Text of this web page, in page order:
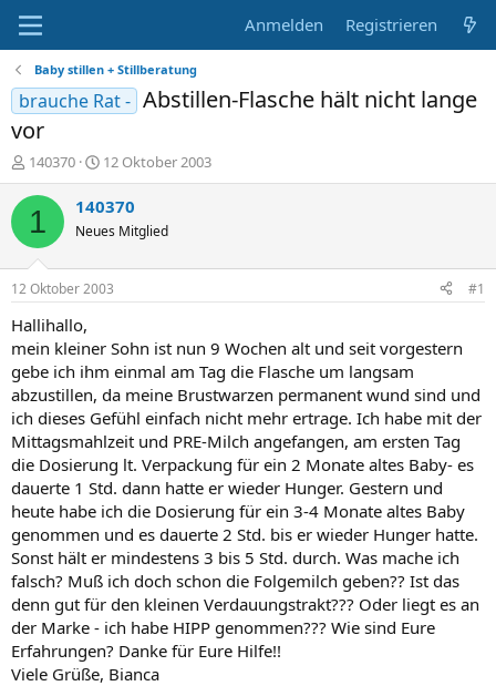
Anmelden Registrieren
Baby stillen + Stillberatung
brauche Rat - Abstillen-Flasche hält nicht lange
vor
E
r
s
t
e
r
140370
E
r
s
e
l
t
m
12 Oktober 2003
1 140370
Neues Mitglied
12 Oktober 2003 #1
Hallihallo,
mein kleiner Sohn ist nun 9 Wochen alt und seit vorgestern
gebe ich ihm einmal am Tag die Flasche um langsam
abzustillen, da meine Brustwarzen permanent wund sind und
ich dieses Gefühl einfach nicht mehr ertrage. Ich habe mit der
Mittagsmahlzeit und PRE-Milch angefangen, am ersten Tag
die Dosierung lt. Verpackung für ein 2 Monate altes Baby- es
dauerte 1 Std. dann hatte er wieder Hunger. Gestern und
heute habe ich die Dosierung für ein 3-4 Monate altes Baby
genommen und es dauerte 2 Std. bis er wieder Hunger hatte.
Sonst hält er mindestens 3 bis 5 Std. durch. Was mache ich
falsch? Muß ich doch schon die Folgemilch geben?? Ist das
denn gut für den kleinen Verdauungstrakt??? Oder liegt es an
der Marke - ich habe HIPP genommen??? Wie sind Eure
Erfahrungen? Danke für Eure Hilfe!!
Viele Grüße, Bianca